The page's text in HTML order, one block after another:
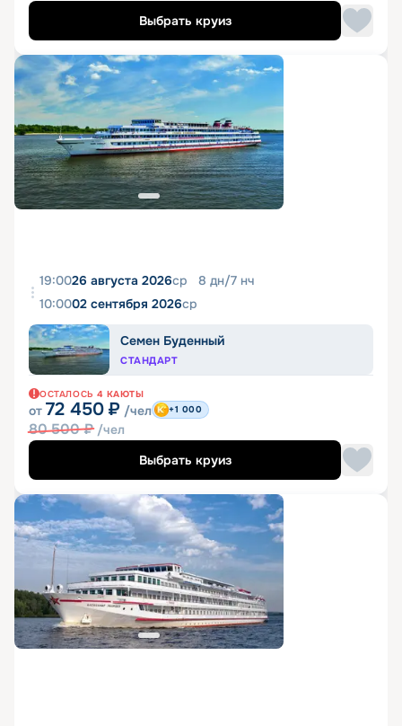
Выбрать круиз
19:0026 августа 2026ср 8 дн/7 нч
10:0002 сентября 2026ср
Семен Буденный
СТАНДАРТ
ОСТАЛОСЬ 4 КАЮТЫ
от 72 450 ₽ /чел
80 500₽ /чел
+1 000
Выбрать круиз